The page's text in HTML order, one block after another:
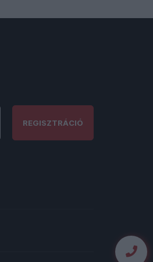
REGISZTRÁCIÓ